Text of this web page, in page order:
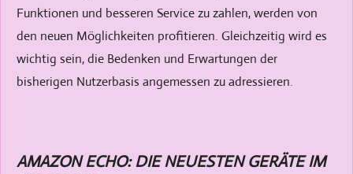
Funktionen und besseren Service zu zahlen, werden von
den neuen Möglichkeiten profitieren. Gleichzeitig wird es
wichtig sein, die Bedenken und Erwartungen der
bisherigen Nutzerbasis angemessen zu adressieren.
AMAZON ECHO: DIE NEUESTEN GERÄTE IM